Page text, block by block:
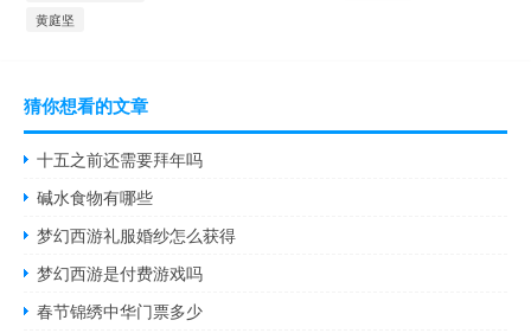
黄庭坚
猜你想看的文章
十五之前还需要拜年吗
碱水食物有哪些
梦幻西游礼服婚纱怎么获得
梦幻西游是付费游戏吗
春节锦绣中华门票多少